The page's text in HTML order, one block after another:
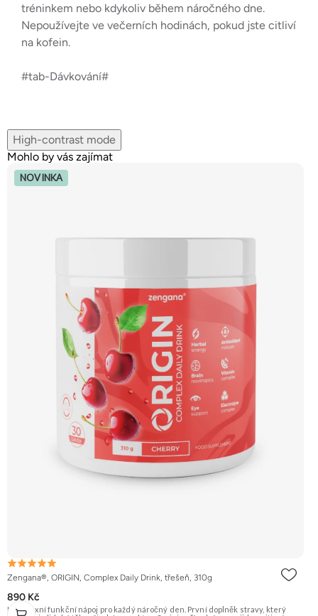
tréninkem nebo kdykoliv během náročného dne.
Nepoužívejte ve večerních hodinách, pokud jste citliví
na kofein.
#tab-Dávkování#
High-contrast mode
Mohlo by vás zajímat
NOVINKA
Zengana®, ORIGIN, Complex Daily Drink, třešeň, 310g
890 Kč
Komplexní funkční nápoj pro každý náročný den. První doplněk stravy, který